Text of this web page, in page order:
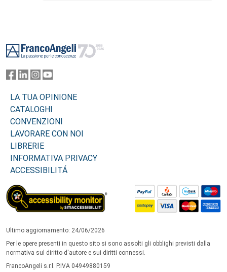
LA TUA OPINIONE
CATALOGHI
CONVENZIONI
LAVORARE CON NOI
LIBRERIE
INFORMATIVA PRIVACY
ACCESSIBILITÁ
Ultimo aggiornamento: 24/06/2026
Per le opere presenti in questo sito si sono assolti gli obblighi previsti dalla
normativa sul diritto d'autore e sui diritti connessi.
FrancoAngeli s.r.l. P.IVA 04949880159